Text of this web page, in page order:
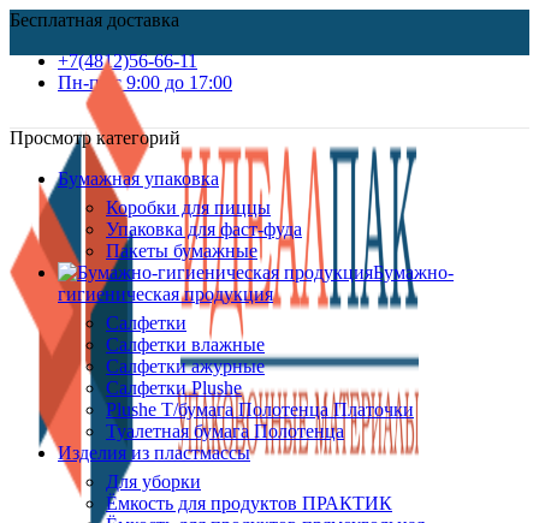
Бесплатная доставка
+7(4812)56-66-11
Пн-пт c 9:00 до 17:00
Просмотр категорий
Бумажная упаковка
Коробки для пиццы
Упаковка для фаст-фуда
Пакеты бумажные
Бумажно-
гигиеническая продукция
Салфетки
Салфетки влажные
Салфетки ажурные
Салфетки Plushe
Plushe Т/бумага Полотенца Платочки
Туалетная бумага Полотенца
Изделия из пластмассы
Для уборки
Ёмкость для продуктов ПРАКТИК